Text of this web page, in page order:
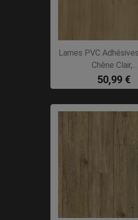
Lames PVC
Chêne Clair,...
50,99 €